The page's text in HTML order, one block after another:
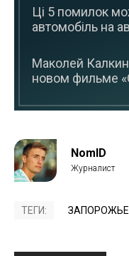
Ці 5 помилок
автомобіль на
Маколей
новом фильме
NomID
ТЕГИ: ЗАПОРОЖЬЕ